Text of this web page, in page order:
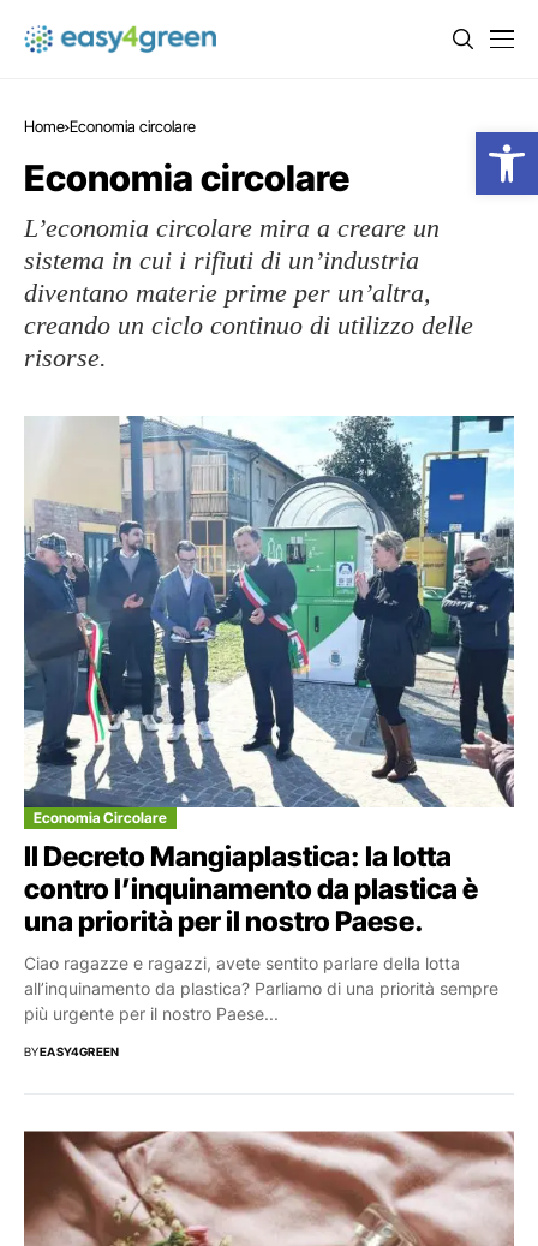
Home Economia circolare
Economia circolare
L’economia circolare mira a creare un
sistema in cui i rifiuti di un’industria
diventano materie prime per un’altra,
creando un ciclo continuo di utilizzo delle
risorse.
Economia Circolare
Il Decreto Mangiaplastica: la lotta
contro l’inquinamento da plastica è
una priorità per il nostro Paese.
Ciao ragazze e ragazzi, avete sentito parlare della lotta
all’inquinamento da plastica? Parliamo di una priorità sempre
più urgente per il nostro Paese...
BYEASY4GREEN